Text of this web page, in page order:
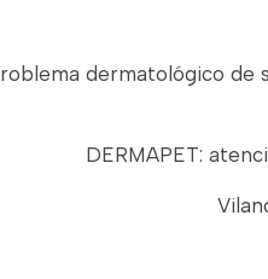
dermatológico de
DERMAPET: